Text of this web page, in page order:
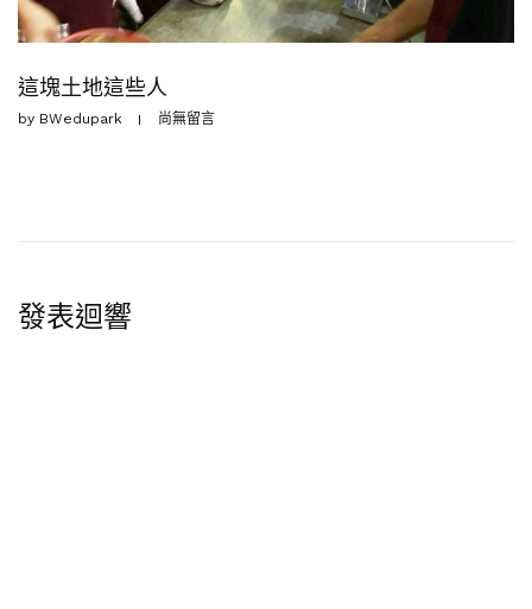
這塊土地這些人
by BWedupark 尚無留言
發表迴響